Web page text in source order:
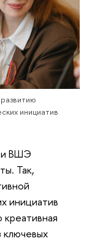
инициатив
и ВШЭ
Так,
инициатив
креативная
ключевых